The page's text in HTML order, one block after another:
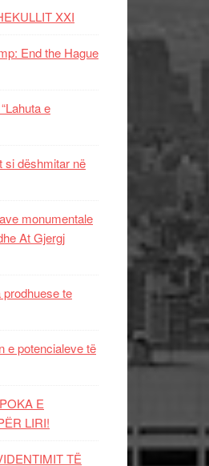
XXI
End the Hague
e
si dëshmitar në
monumentale
At Gjergj
te
e potencialeve të
E
LIRI!
TË